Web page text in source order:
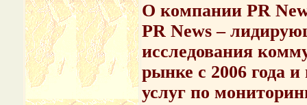
О компании PR
PR News–
исследования
рынке с 2006 года
услуг по